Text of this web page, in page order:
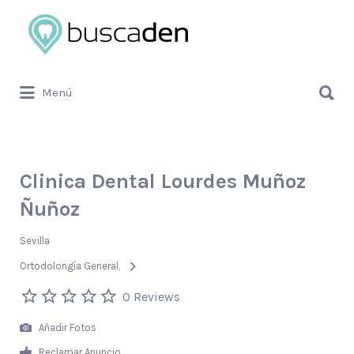
Buscar
por:
Menú
por:
Clinica Dental Lourdes Muñoz
Ñuñoz
Sevilla
Ortodolongía General
0 Reviews
Añadir Fotos